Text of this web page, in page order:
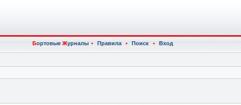
БортовыеЖурналы • Правила • Поиск • Вход